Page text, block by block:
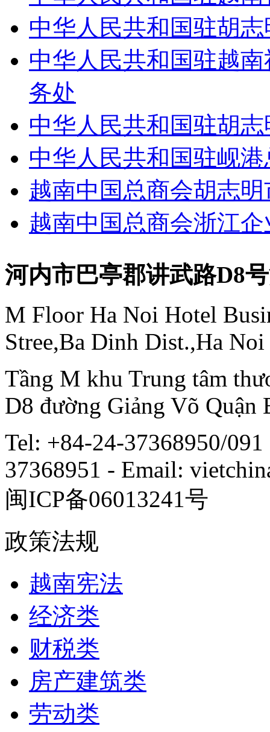
中华人民共和国驻胡
中华人民共和国驻越
务处
中华人民共和国驻胡
中华人民共和国驻岘
越南中国总商会胡志
越南中国总商会浙江
河内市巴亭郡讲武路D8
M Floor Ha Noi Hotel
Stree,Ba Dinh Dist.,Ha Noi
Tầng M khu Trung tâm
D8 đường Giảng Võ Quận
Tel: +84-24-37368950/
37368951 - Email:
闽ICP备06013241号
政策法规
越南宪法
经济类
财税类
房产建筑类
劳动类